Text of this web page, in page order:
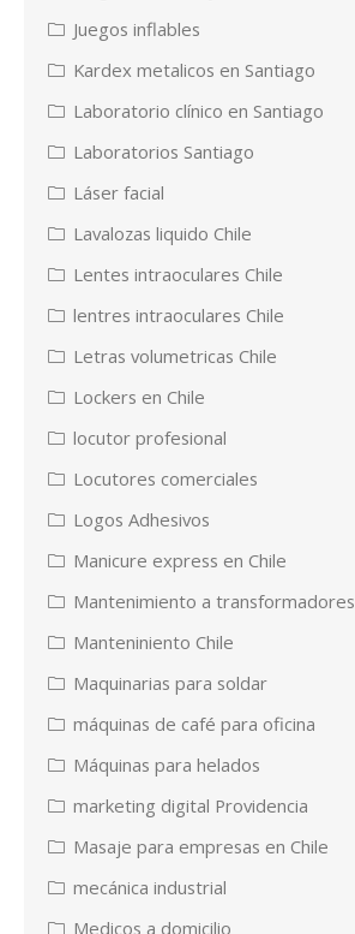
Juegos inflables
Kardex metalicos en Santiago
Laboratorio clínico en Santiago
Laboratorios Santiago
Láser facial
Lavalozas liquido Chile
Lentes intraoculares Chile
lentres intraoculares Chile
Letras volumetricas Chile
Lockers en Chile
locutor profesional
Locutores comerciales
Logos Adhesivos
Manicure express en Chile
Mantenimiento a transformadores
Manteniniento Chile
Maquinarias para soldar
máquinas de café para oficina
Máquinas para helados
marketing digital Providencia
Masaje para empresas en Chile
mecánica industrial
Medicos a domicilio